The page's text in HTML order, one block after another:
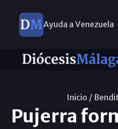
Ayuda a Venezuela
Inicio /
Pujerra